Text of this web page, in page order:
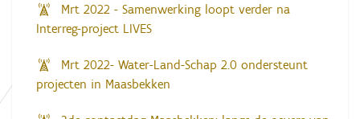
Mrt 2022 - Samenwerking loopt verder na
Interreg-project LIVES
Mrt 2022- Water-Land-Schap 2.0 ondersteunt
projecten in Maasbekken